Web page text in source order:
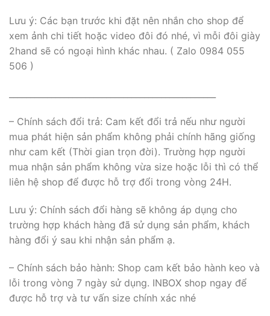
Lưu ý: Các bạn trước khi đặt nên nhắn cho shop để
xem ảnh chi tiết hoặc video đôi đó nhé, vì mỗi đôi giày
2hand sẽ có ngoại hình khác nhau. ( Zalo 0984 055
506 )
– Chính sách đổi trả: Cam kết đổi trả nếu như người
mua phát hiện sản phẩm không phải chính hãng giống
như cam kết (Thời gian trọn đời). Trường hợp người
mua nhận sản phẩm không vừa size hoặc lỗi thì có thể
liên hệ shop để được hỗ trợ đổi trong vòng 24H.
Lưu ý: Chính sách đổi hàng sẽ không áp dụng cho
trường hợp khách hàng đã sử dụng sản phẩm, khách
hàng đổi ý sau khi nhận sản phẩm ạ.
– Chính sách bảo hành: Shop cam kết bảo hành keo và
lỗi trong vòng 7 ngày sử dụng. INBOX shop ngay để
được hỗ trợ và tư vấn size chính xác nhé